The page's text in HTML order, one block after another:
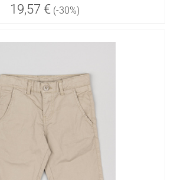
19,57 € (-30%)